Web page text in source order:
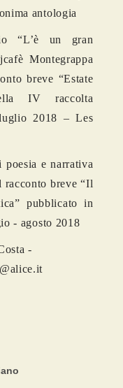
antologia
“L’è un gran
Montegrappa
breve “Estate
IV raccolta
2018 – Les
e narrativa
racconto breve “Il
pubblicato in
- agosto 2018
-